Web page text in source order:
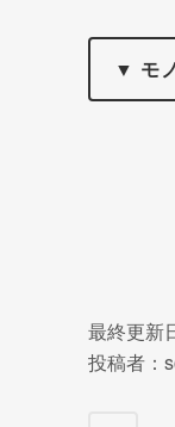
▼ モ
最終更新
投稿者：